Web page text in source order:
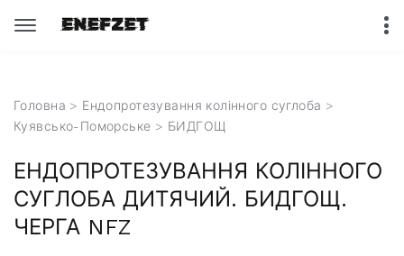
Головна > Ендопротезування колінного суглоба >
Куявсько-Поморське > БИДГОЩ
ЕНДОПРОТЕЗУВАННЯ КОЛІННОГО
СУГЛОБА ДИТЯЧИЙ. БИДГОЩ.
ЧЕРГА NFZ